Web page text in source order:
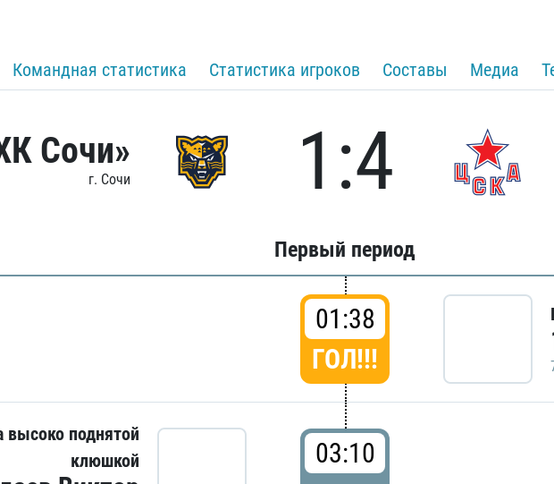
Командная статистика Статистика игроков Составы Медиа
Сочи»
г. Сочи 1:4
Первый период
01:38
ГОЛ!!!
высоко поднятой
клюшкой
03:10